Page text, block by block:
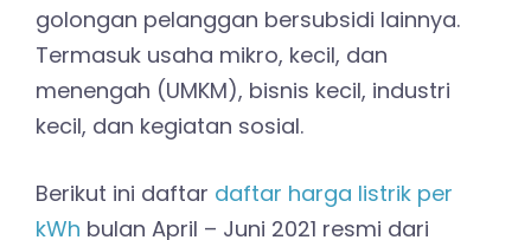
golongan pelanggan bersubsidi lainnya.
Termasuk usaha mikro, kecil, dan
menengah (UMKM), bisnis kecil, industri
kecil, dan kegiatan sosial.
Berikut ini daftar daftar harga listrik per
kWh bulan April – Juni 2021 resmi dari